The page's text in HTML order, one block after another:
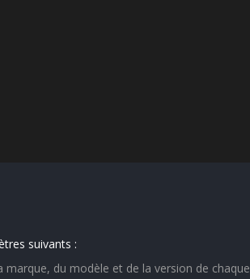
suivants :
du modèle et de la version de chaque